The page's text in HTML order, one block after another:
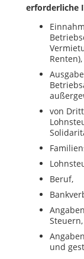
erforderliche
Renten),
von
Beruf,
Steuern,
und